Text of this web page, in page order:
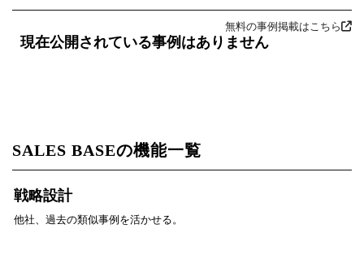
無料の事例掲載はこちら
現在公開されている事例はありません
SALES BASEの機能一覧
戦略設計
他社、過去の類似事例を活かせる。